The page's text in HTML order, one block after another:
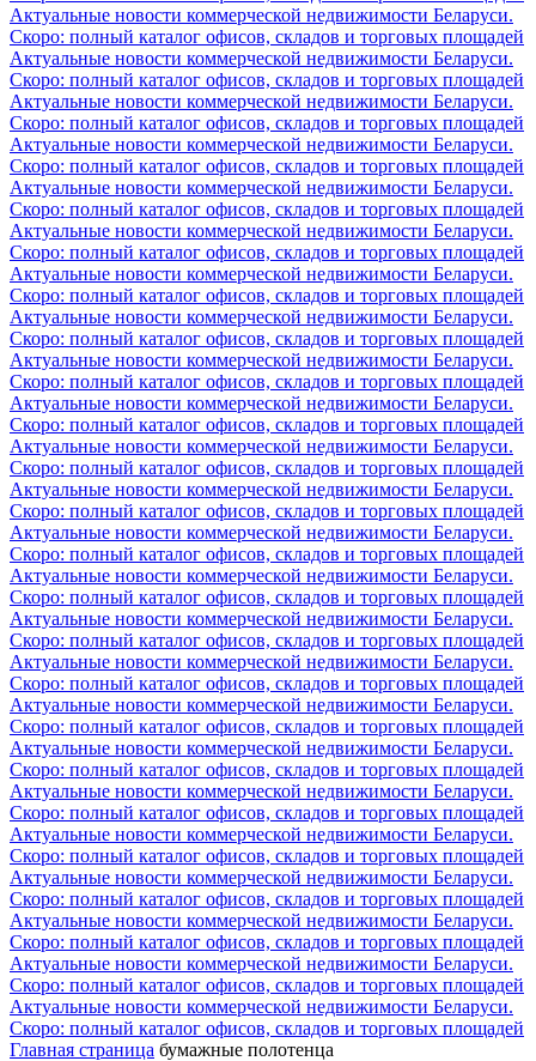
Актуальные новости коммерческой недвижимости Беларуси.
Скоро: полный каталог офисов, складов и торговых площадей
Актуальные новости коммерческой недвижимости Беларуси.
Скоро: полный каталог офисов, складов и торговых площадей
Актуальные новости коммерческой недвижимости Беларуси.
Скоро: полный каталог офисов, складов и торговых площадей
Актуальные новости коммерческой недвижимости Беларуси.
Скоро: полный каталог офисов, складов и торговых площадей
Актуальные новости коммерческой недвижимости Беларуси.
Скоро: полный каталог офисов, складов и торговых площадей
Актуальные новости коммерческой недвижимости Беларуси.
Скоро: полный каталог офисов, складов и торговых площадей
Актуальные новости коммерческой недвижимости Беларуси.
Скоро: полный каталог офисов, складов и торговых площадей
Актуальные новости коммерческой недвижимости Беларуси.
Скоро: полный каталог офисов, складов и торговых площадей
Актуальные новости коммерческой недвижимости Беларуси.
Скоро: полный каталог офисов, складов и торговых площадей
Актуальные новости коммерческой недвижимости Беларуси.
Скоро: полный каталог офисов, складов и торговых площадей
Актуальные новости коммерческой недвижимости Беларуси.
Скоро: полный каталог офисов, складов и торговых площадей
Актуальные новости коммерческой недвижимости Беларуси.
Скоро: полный каталог офисов, складов и торговых площадей
Актуальные новости коммерческой недвижимости Беларуси.
Скоро: полный каталог офисов, складов и торговых площадей
Актуальные новости коммерческой недвижимости Беларуси.
Скоро: полный каталог офисов, складов и торговых площадей
Актуальные новости коммерческой недвижимости Беларуси.
Скоро: полный каталог офисов, складов и торговых площадей
Актуальные новости коммерческой недвижимости Беларуси.
Скоро: полный каталог офисов, складов и торговых площадей
Актуальные новости коммерческой недвижимости Беларуси.
Скоро: полный каталог офисов, складов и торговых площадей
Актуальные новости коммерческой недвижимости Беларуси.
Скоро: полный каталог офисов, складов и торговых площадей
Актуальные новости коммерческой недвижимости Беларуси.
Скоро: полный каталог офисов, складов и торговых площадей
Актуальные новости коммерческой недвижимости Беларуси.
Скоро: полный каталог офисов, складов и торговых площадей
Актуальные новости коммерческой недвижимости Беларуси.
Скоро: полный каталог офисов, складов и торговых площадей
Актуальные новости коммерческой недвижимости Беларуси.
Скоро: полный каталог офисов, складов и торговых площадей
Актуальные новости коммерческой недвижимости Беларуси.
Скоро: полный каталог офисов, складов и торговых площадей
Актуальные новости коммерческой недвижимости Беларуси.
Скоро: полный каталог офисов, складов и торговых площадей
Главная страница бумажные полотенца